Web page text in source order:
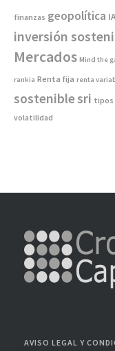
finanzas geopolítica IA
inversión
Mercados Mind the
rankia Renta fija renta
sosteniblesri tipos
volatilidad
AVISO LEGAL Y